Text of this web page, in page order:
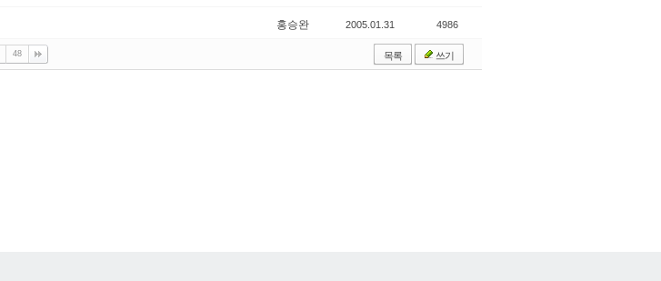
홍승완 2005.01.31 4986
48 목록 쓰기